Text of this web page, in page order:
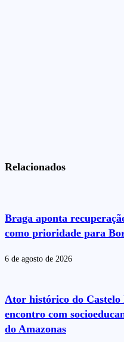
Relacionados
Braga aponta
como prioridade para
6 de agosto de 2026
Ator histórico do
encontro com
do Amazonas